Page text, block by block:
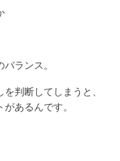
ランス。
判断してしまうと、
あるんです。